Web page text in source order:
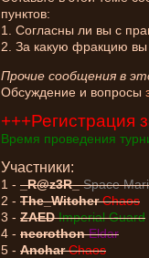
пунктов:
1. Согласны ли вы с
2. За какую фракцию вы
Прочие сообщения в
Обсуждение и вопросы
+++Регистрация
Время проведения
Участники:
1 - _R@z3R_ Space
2 - The_Witcher Chaos
3 - ZAED Imperial Guard
4 - necrothon Eldar
5 - Anchar Chaos